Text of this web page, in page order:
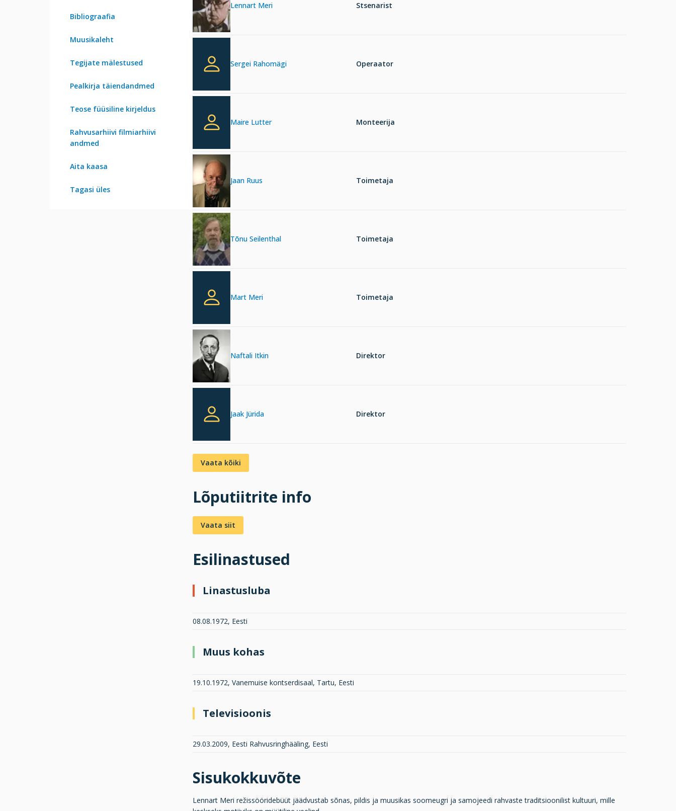
Bibliograafia
Muusikaleht
Tegijate mälestused
Pealkirja täiendandmed
Teose füüsiline kirjeldus
Rahvusarhiivi filmiarhiivi
andmed
Aita kaasa
Tagasi üles
Lennart Meri Stsenarist
Sergei Rahomägi Operaator
Maire Lutter Monteerija
Jaan Ruus Toimetaja
Tõnu Seilenthal Toimetaja
Mart Meri Toimetaja
Naftali Itkin Direktor
Jaak Jürida Direktor
Vaata kõiki
Lõputiitrite info
Vaata siit
Esilinastused
Linastusluba
08.08.1972, Eesti
Muus kohas
19.10.1972, Vanemuise kontserdisaal, Tartu, Eesti
Televisioonis
29.03.2009, Eesti Rahvusringhääling, Eesti
Sisukokkuvõte
Lennart Meri režissööridebüüt jäädvustab sõnas, pildis ja muusikas soomeugri ja samojeedi rahvaste traditsioonilist kultuuri, mille